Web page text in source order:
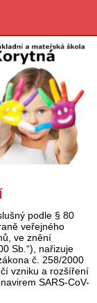
podle § 80
veřejného
ve znění
Sb.“), nařizuje
č. 258/2000
vzniku a rozšíření
SARS-CoV-